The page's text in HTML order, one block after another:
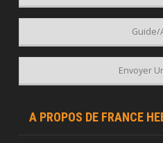
Envoyer
Guide/
A PROPOS DE FRANCE